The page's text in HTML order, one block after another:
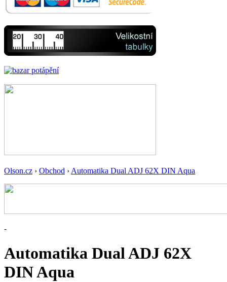
Olson.cz › Obchod › Automatika Dual ADJ 62X DIN Aqua
-
Automatika Dual ADJ 62X
DIN Aqua